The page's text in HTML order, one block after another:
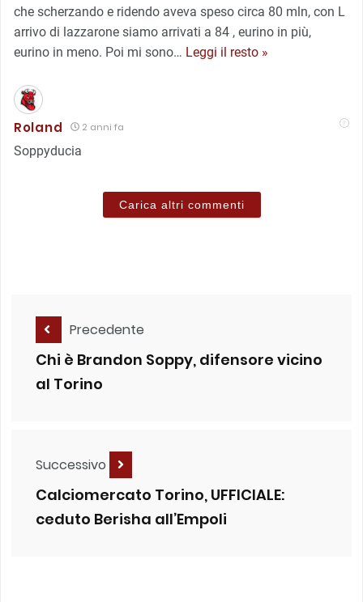
che scherzando e ridendo aveva speso circa 80 mln, con L
arrivo di lazzarone siamo arrivati a 84 , eurino in più,
eurino in meno. Poi mi sono… Leggi il resto »
Roland 2 anni fa
Soppyducia
Carica altri commenti
Precedente
Chi è Brandon Soppy, difensore vicino
al Torino
Successivo
Calciomercato Torino, UFFICIALE:
ceduto Berisha all’Empoli